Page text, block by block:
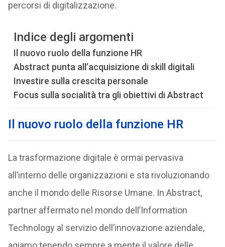
percorsi di digitalizzazione.
Indice degli argomenti
Il nuovo ruolo della funzione HR
Abstract punta all’acquisizione di skill digitali
Investire sulla crescita personale
Focus sulla socialità tra gli obiettivi di Abstract
Il nuovo ruolo della funzione HR
La trasformazione digitale è ormai pervasiva
all’interno delle organizzazioni e sta rivoluzionando
anche il mondo delle Risorse Umane. In Abstract,
partner affermato nel mondo dell’Information
Technology al servizio dell’innovazione aziendale,